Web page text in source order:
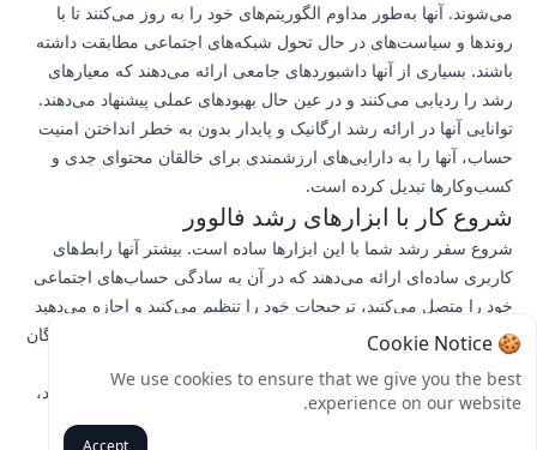
می‌شوند. آنها به‌طور مداوم الگوریتم‌های خود را به روز می‌کنند تا با
روندها و سیاست‌های در حال تحول شبکه‌های اجتماعی مطابقت داشته
باشند. بسیاری از آنها داشبوردهای جامعی ارائه می‌دهند که معیارهای
رشد را ردیابی می‌کنند و در عین حال بهبودهای عملی پیشنهاد می‌دهند.
توانایی آنها در ارائه رشد ارگانیک و پایدار بدون به خطر انداختن امنیت
حساب، آنها را به دارایی‌های ارزشمندی برای خالقان محتوای جدی و
کسب‌وکارها تبدیل کرده است.
شروع کار با ابزارهای رشد فالوور
شروع سفر رشد شما با این ابزارها ساده است. بیشتر آنها رابط‌های
کاربری ساده‌ای ارائه می‌دهند که در آن به سادگی حساب‌های اجتماعی
خود را متصل می‌کنید، ترجیحات خود را تنظیم می‌کنید و اجازه می‌دهید
ابزار بهینه‌سازی را انجام دهد. بسیاری از آنها نسخه‌های آزمایشی رایگان
یا پایه ارائه می‌دهند که به شما امکان می‌دهد قبل از تعهد، اثربخشی
آنها را آزمایش کنید. بهترین روش این است که با یک ابزار شروع کنید،
عملکرد آن را زیر نظر بگیرید و به تدریج با تکامل نیازهای خود،
🍪 Cookie Notice
We use cookies to ensure that we give you the best
experience on our website.
Accept